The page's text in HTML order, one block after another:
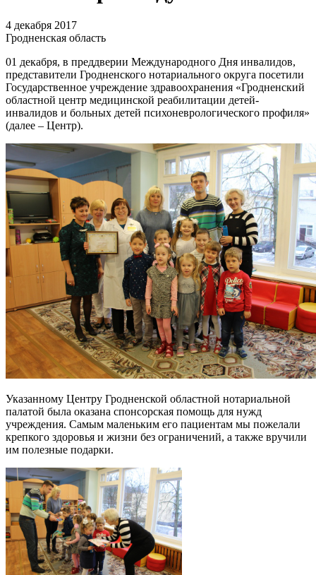
4 декабря 2017
Гродненская область
01 декабря, в преддверии Международного Дня инвалидов,
представители Гродненского нотариального округа посетили
Государственное учреждение здравоохранения «Гродненский
областной центр медицинской реабилитации детей-
инвалидов и больных детей психоневрологического профиля»
(далее – Центр).
Указанному Центру Гродненской областной нотариальной
палатой была оказана спонсорская помощь для нужд
учреждения. Самым маленьким его пациентам мы пожелали
крепкого здоровья и жизни без ограничений, а также вручили
им полезные подарки.